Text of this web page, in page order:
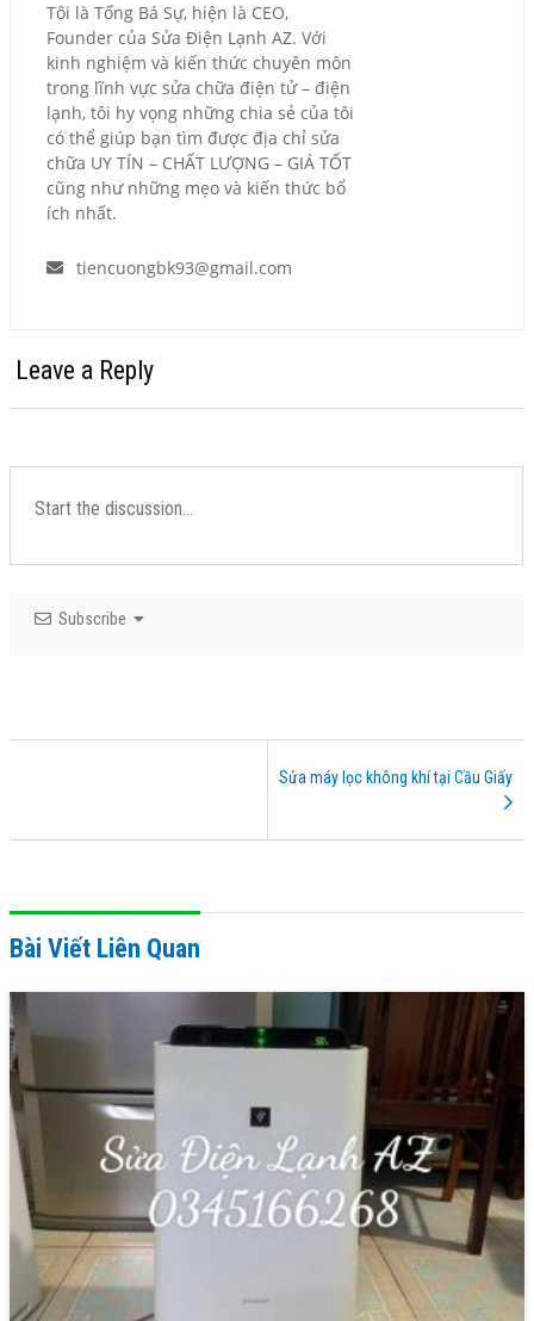
Tôi là Tống Bá Sự, hiện là CEO,
Founder của Sửa Điện Lạnh AZ. Với
kinh nghiệm và kiến thức chuyên môn
trong lĩnh vực sửa chữa điện tử – điện
lạnh, tôi hy vọng những chia sẻ của tôi
có thể giúp bạn tìm được địa chỉ sửa
chữa UY TÍN – CHẤT LƯỢNG – GIÁ TỐT
cũng như những mẹo và kiến thức bổ
ích nhất.
tiencuongbk93@gmail.com
Leave a Reply
Subscribe
Sửa máy lọc không khí tại Cầu Giấy
Bài Viết Liên Quan